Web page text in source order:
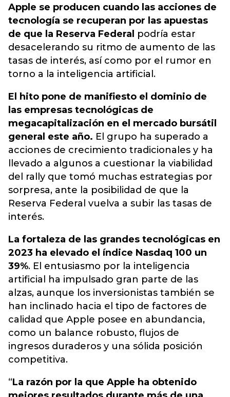
Apple se producen cuando las acciones de
tecnología se recuperan por las apuestas
de que la Reserva Federal podría estar
desacelerando su ritmo de aumento de las
tasas de interés, así como por el rumor en
torno a la inteligencia artificial.
El hito pone de manifiesto el dominio de
las empresas tecnológicas de
megacapitalización en el mercado bursátil
general este año. El grupo ha superado a
acciones de crecimiento tradicionales y ha
llevado a algunos a cuestionar la viabilidad
del rally que tomó muchas estrategias por
sorpresa, ante la posibilidad de que la
Reserva Federal vuelva a subir las tasas de
interés.
La fortaleza de las grandes tecnológicas en
2023 ha elevado el índice Nasdaq 100 un
39%. El entusiasmo por la inteligencia
artificial ha impulsado gran parte de las
alzas, aunque los inversionistas también se
han inclinado hacia el tipo de factores de
calidad que Apple posee en abundancia,
como un balance robusto, flujos de
ingresos duraderos y una sólida posición
competitiva.
“La razón por la que Apple ha obtenido